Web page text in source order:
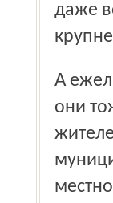
даже
А ежели поискать ещё более масштабные случаи, так и
они